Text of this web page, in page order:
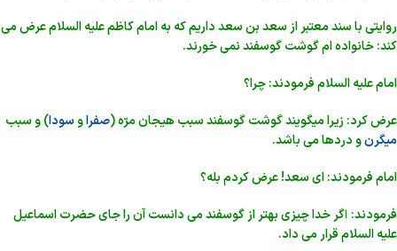
روایتی با سند معتبر از سعد بن سعد داریم که به امام کاظم علیه السلام عرض می
کند: خانواده ام گوشت گوسفند نمی خورند.
امام علیه السلام فرمودند: چرا؟
عرض کرد: زیرا میگویند گوشت گوسفند سبب هیجان مرّه (صفراو سودا) و سبب
میگرنو دردها می باشد.
امام فرمودند: ای سعد! عرض کردم بله؟
فرمودند: اگر خدا چیزی بهتر از گوسفند می دانست آن را جای حضرت اسماعیل
علیه السلام قرار می داد.